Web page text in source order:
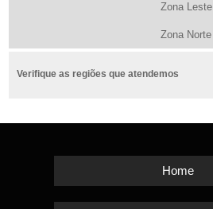
Zona Leste
Zona Norte
Verifique as regiões que atendemos
Home